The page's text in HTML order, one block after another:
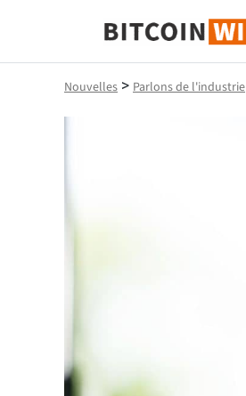
Bitcoin Sagesse
Nouvelles > Parlons de l'industrie